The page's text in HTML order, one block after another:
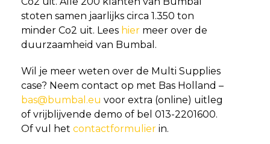
stoten samen jaarlijks circa 1.350 ton
minder Co2 uit. Lees hier meer over de
duurzaamheid van Bumbal.
Wil je meer weten over de Multi Supplies
case? Neem contact op met Bas Holland –
bas@bumbal.eu voor extra (online) uitleg
of vrijblijvende demo of bel 013-2201600.
Of vul het contactformulier in.